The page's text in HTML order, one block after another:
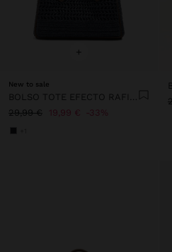
+
New to sale
29,99 €
19,99 € 33%